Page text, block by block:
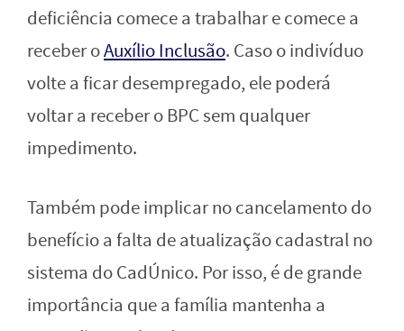
deficiência comece a trabalhar e comece a
receber oAuxílio Inclusão. Caso o indivíduo
volte a ficar desempregado, ele poderá
voltar a receber o BPC sem qualquer
impedimento.
Também pode implicar no cancelamento do
benefício a falta de atualização cadastral no
sistema do CadÚnico. Por isso, é de grande
importância que a família mantenha a